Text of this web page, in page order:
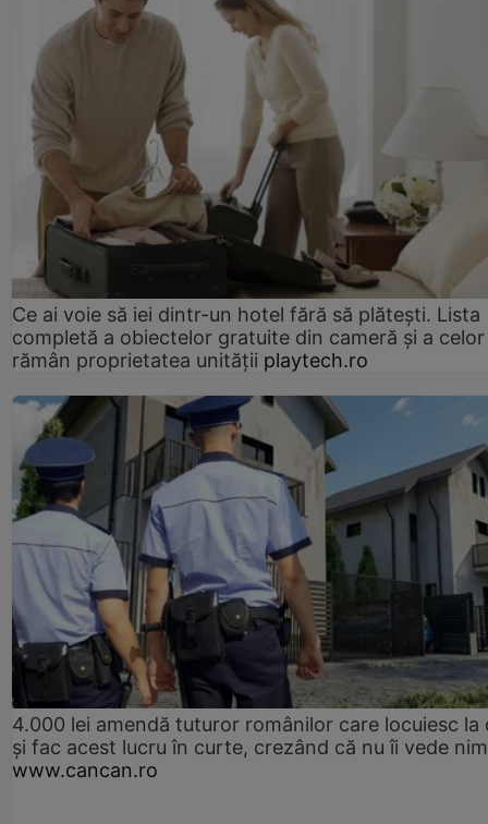
Ce ai voie să iei dintr-un hotel fără să plătești. Lista
completă a obiectelor gratuite din cameră și a
rămân proprietatea unității playtech.ro
4.000 lei amendă tuturor românilor care locuiesc la
și fac acest lucru în curte, crezând că nu îi vede
www.cancan.ro